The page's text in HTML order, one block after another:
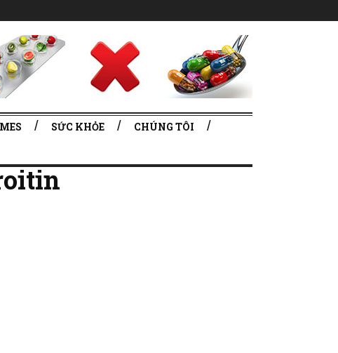
SỨC KHỎE
CHÚNG TÔI